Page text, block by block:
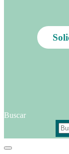
Buscar